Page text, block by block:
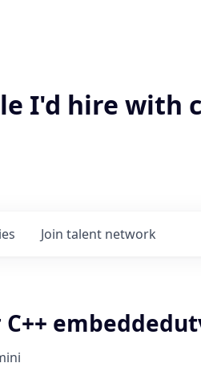
I'd hire with
Join talent network
C++